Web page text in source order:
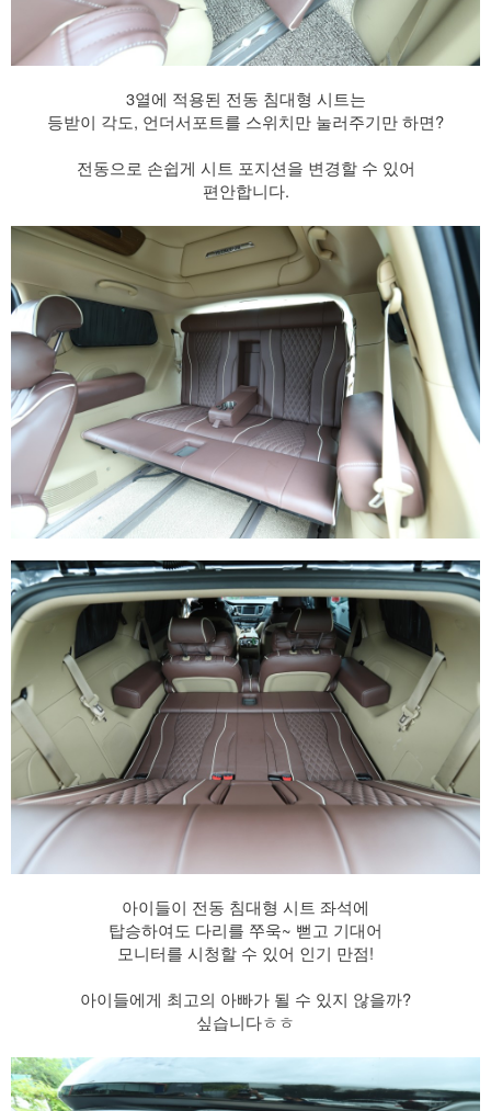
3열에 적용된 전동 침대형 시트는
등받이 각도, 언더서포트를 스위치만 눌러주기만 하면?
전동으로 손쉽게 시트 포지션을 변경할 수 있어
편안합니다.
아이들이 전동 침대형 시트 좌석에
탑승하여도 다리를 쭈욱~ 뻗고 기대어
모니터를 시청할 수 있어 인기 만점!
​ 아이들에게 최고의 아빠가 될 수 있지 않을까?
싶습니다ㅎㅎ